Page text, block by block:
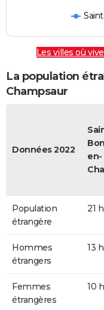
Les villes où
La population
Champsaur
Données 2022
en-
Population
étrangère
21
Hommes
étrangers
13
Femmes
étrangères
10